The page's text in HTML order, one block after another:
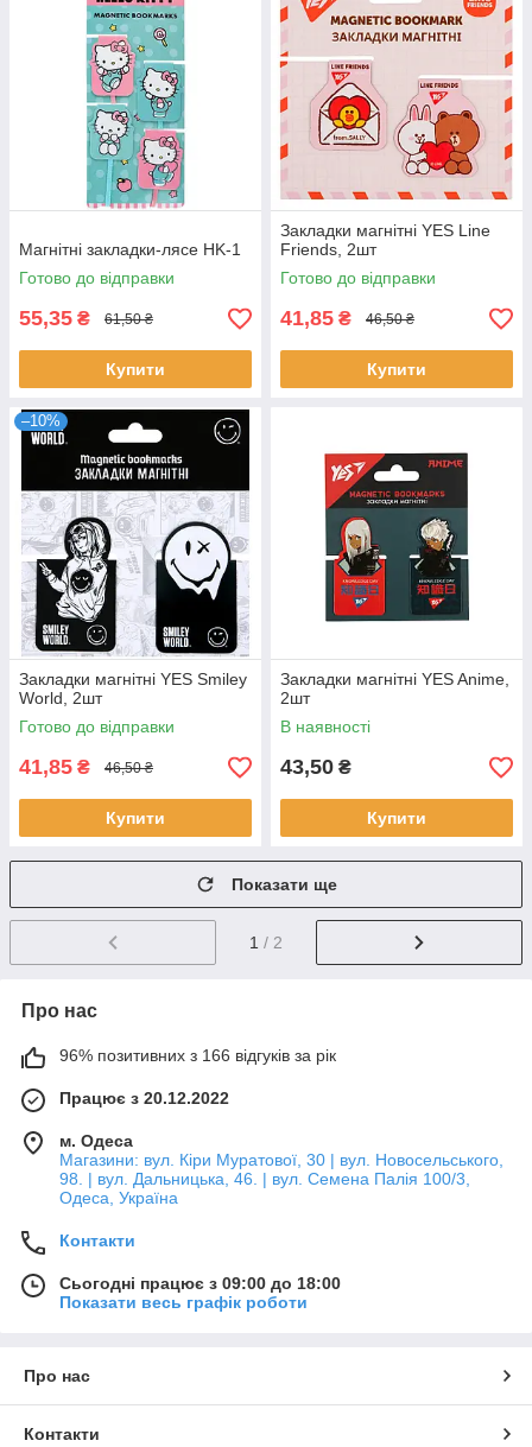
Магнітні закладки-лясе HK-1
Готово до відправки
55,35 ₴ 61,50 ₴
Купити
Закладки магнітні YES Line
Friends, 2шт
Готово до відправки
41,85 ₴ 46,50 ₴
Купити
–10%
Закладки магнітні YES Smiley
World, 2шт
Готово до відправки
41,85 ₴ 46,50 ₴
Купити
Закладки магнітні YES Anime,
2шт
В наявності
43,50 ₴
Купити
Показати ще
1 / 2
Про нас
96% позитивних з 166 відгуків за рік
Працює з 20.12.2022
м. Одеса
Магазини: вул. Кіри Муратової, 30 | вул. Новосельського,
98. | вул. Дальницька, 46. | вул. Семена Палія 100/3,
Одеса, Україна
Контакти
Сьогодні працює з 09:00 до 18:00
Показати весь графік роботи
Про нас
Контакти